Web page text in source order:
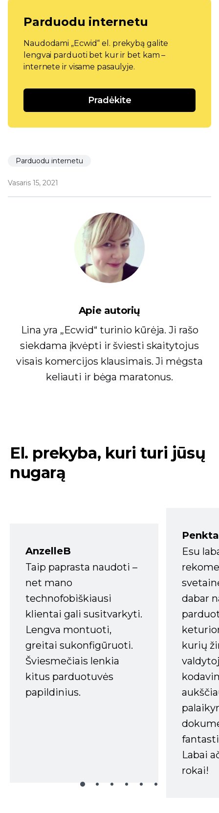
Parduodu internetu
Naudodami „Ecwid“ el. prekybą galite
lengvai parduoti bet kur ir bet kam –
internete ir visame pasaulyje.
Pradėkite
Parduodu internetu
Vasaris 15, 2021
Apie autorių
Lina yra „Ecwid“ turinio kūrėja. Ji rašo
siekdama įkvėpti ir šviesti skaitytojus
visais komercijos klausimais. Ji mėgsta
keliauti ir bėga maratonus.
El. prekyba, kuri turi jūsų
nugarą
AnzelleB
Taip paprasta naudoti –
net mano
technofobiškiausi
klientai gali susitvarkyti.
Lengva montuoti,
greitai sukonfigūruoti.
Šviesmečiais lenkia
kitus parduotuvės
papildinius.
Esu
dabar
kurių
Labai
rokai!